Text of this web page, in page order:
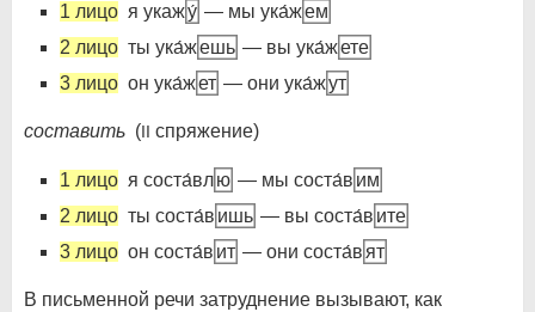
1 лицо я укажу́ — мы ука́жем
2 лицо ты ука́жешь — вы ука́жете
3 лицо он ука́жет — они ука́жут
составить (II спряжение)
1 лицо я соста́влю — мы соста́в им
2 лицо ты соста́в ишь — вы соста́в ите
3 лицо он соста́в ит — они соста́в ят
В письменной речи затруднение вызывают, как